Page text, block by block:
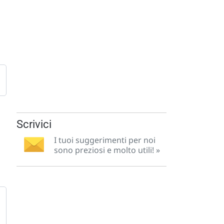
Scrivici
I tuoi suggerimenti per noi
sono preziosi e molto utili! »